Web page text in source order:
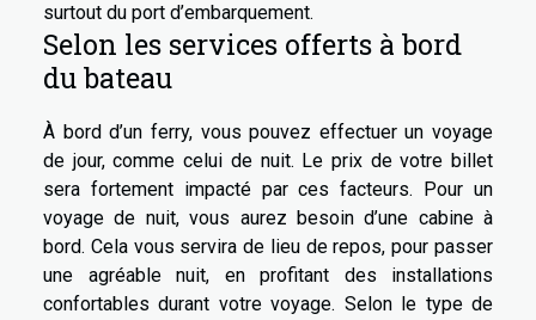
surtout du port d’embarquement.
Selon les services offerts à bord
du bateau
À bord d’un ferry, vous pouvez effectuer un voyage
de jour, comme celui de nuit. Le prix de votre billet
sera fortement impacté par ces facteurs. Pour un
voyage de nuit, vous aurez besoin d’une cabine à
bord. Cela vous servira de lieu de repos, pour passer
une agréable nuit, en profitant des installations
confortables durant votre voyage. Selon le type de